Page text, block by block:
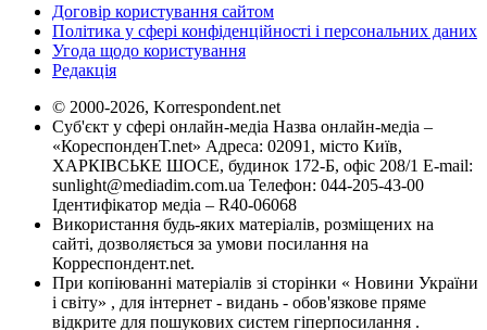
Договір користування сайтом
Політика у сфері конфіденційності і персональних даних
Угода щодо користування
Редакція
© 2000-2026, Korrespondent.net
Суб'єкт у сфері онлайн-медіа Назва онлайн-медіа –
«КореспонденТ.net» Адреса: 02091, місто Київ,
ХАРКІВСЬКЕ ШОСЕ, будинок 172-Б, офіс 208/1 E-mail:
sunlight@mediadim.com.ua Телефон: 044-205-43-00
Ідентифікатор медіа – R40-06068
Використання будь-яких матеріалів, розміщених на
сайті, дозволяється за умови посилання на
Корреспондент.net.
При копіюванні матеріалів зі сторінки « Новини України
і світу» , для інтернет - видань - обов'язкове пряме
відкрите для пошукових систем гіперпосилання .